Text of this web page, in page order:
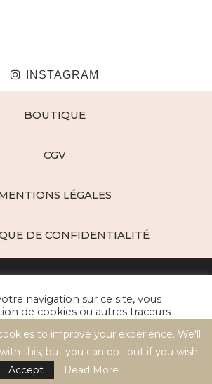
INSTAGRAM
BOUTIQUE
CGV
LÉGALES
DE CONFIDENTIALITÉ
Gourmandes © 2021 / All Right Reserved
BACK TO TOP
to improve your experience. We'll
this, but you can opt-out if you wish.
Accept
Read More
navigation sur ce site, vous
de cookies ou autres traceurs
ACCEPT